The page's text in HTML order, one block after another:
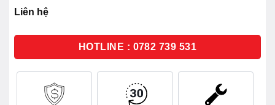
xếp
hạng
sao
Liên hệ
HOTLINE : 0782 739 531